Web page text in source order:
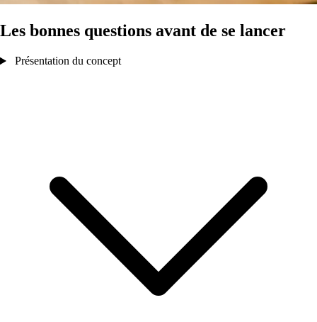
Les bonnes questions avant de se lancer
Présentation du concept